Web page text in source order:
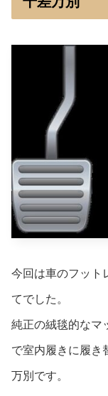
今回は車のフット
てでした。
純正の絨毯的なマ
で室内履きに履き
万別です。